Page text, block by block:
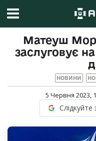
Матеуш
заслуговує
НОВИНИ
5 Червня 2023,